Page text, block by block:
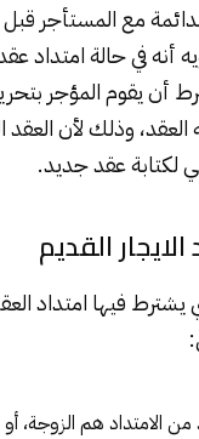
الدائمة مع المستأجر
أنه في حالة امتداد عقد
أن يقوم المؤجر
وذلك لأن العقد
لكتابة عقد جديد.
القديم
فيها امتداد
الامتداد هم الزوجة، أو